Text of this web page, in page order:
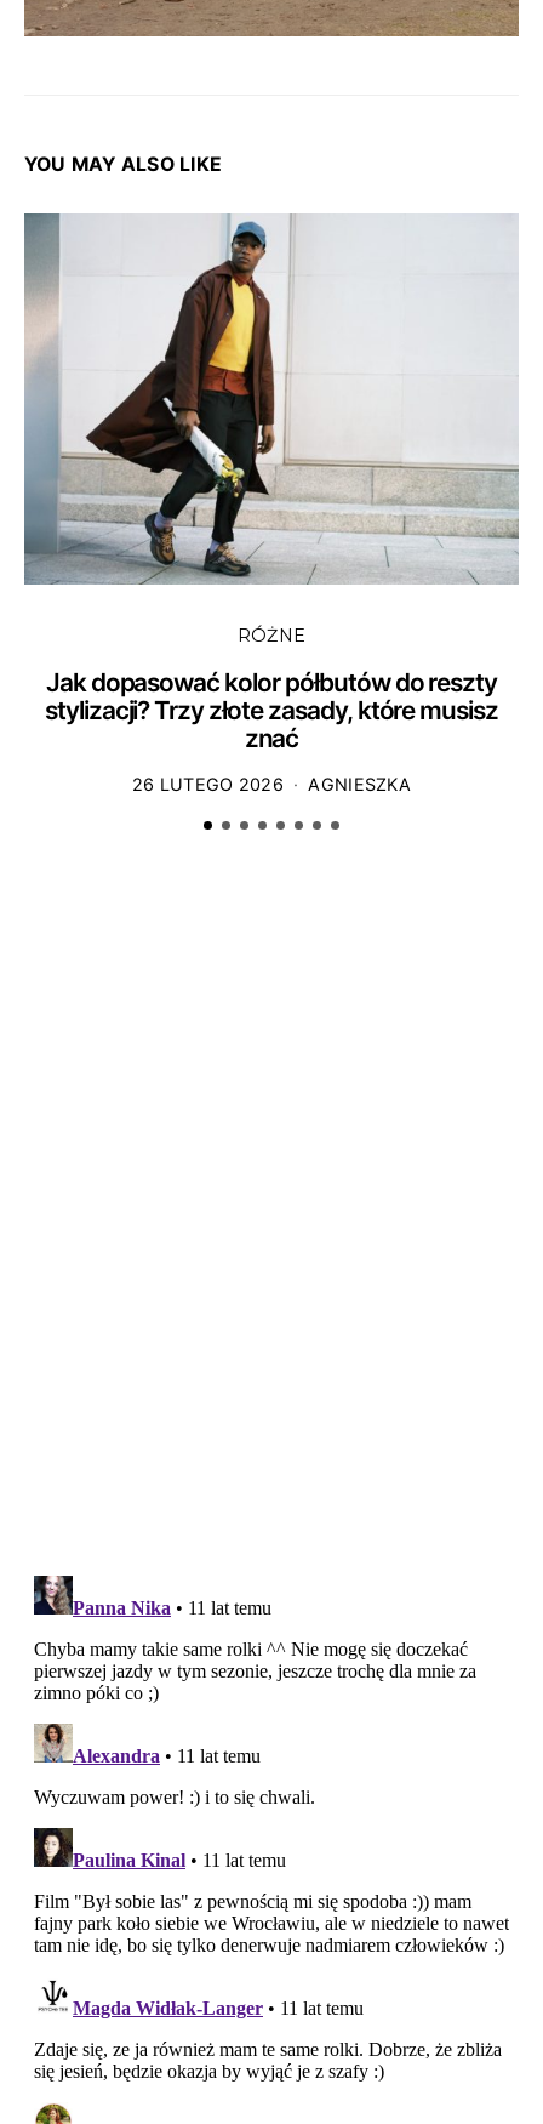
YOU MAY ALSO LIKE
RÓŻNE
Jak dopasować kolor półbutów do reszty
stylizacji? Trzy złote zasady, które musisz
znać
26 LUTEGO 2026 AGNIESZKA